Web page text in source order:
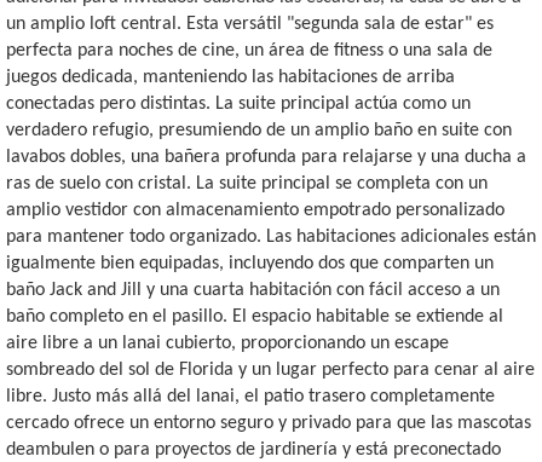
un amplio loft central. Esta versátil "segunda sala de estar" es
perfecta para noches de cine, un área de fitness o una sala de
juegos dedicada, manteniendo las habitaciones de arriba
conectadas pero distintas. La suite principal actúa como un
verdadero refugio, presumiendo de un amplio baño en suite con
lavabos dobles, una bañera profunda para relajarse y una ducha a
ras de suelo con cristal. La suite principal se completa con un
amplio vestidor con almacenamiento empotrado personalizado
para mantener todo organizado. Las habitaciones adicionales están
igualmente bien equipadas, incluyendo dos que comparten un
baño Jack and Jill y una cuarta habitación con fácil acceso a un
baño completo en el pasillo. El espacio habitable se extiende al
aire libre a un lanai cubierto, proporcionando un escape
sombreado del sol de Florida y un lugar perfecto para cenar al aire
libre. Justo más allá del lanai, el patio trasero completamente
cercado ofrece un entorno seguro y privado para que las mascotas
deambulen o para proyectos de jardinería y está preconectado